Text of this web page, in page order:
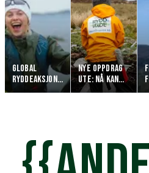
GLOBAL
RYDDEAKSJON
LANGS
NYE OPPDRAG
UTE: NÅ KAN
AKTØRER SØKE